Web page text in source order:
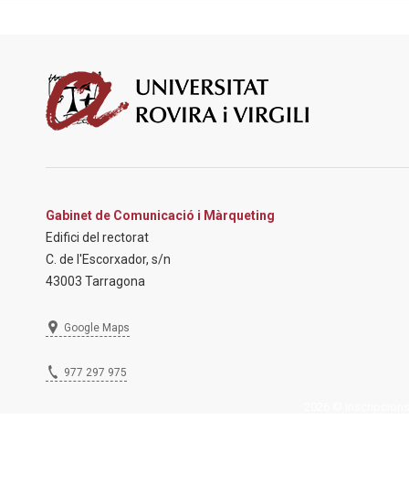
Gabinet de Comunicació i Màrqueting
Edifici del rectorat
C. de l'Escorxador, s/n
43003 Tarragona
Google Maps
977 297 975